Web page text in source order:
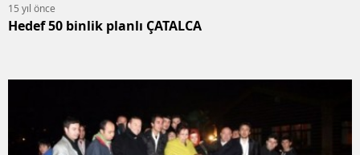
15 yıl önce
Hedef 50 binlik planlı ÇATALCA